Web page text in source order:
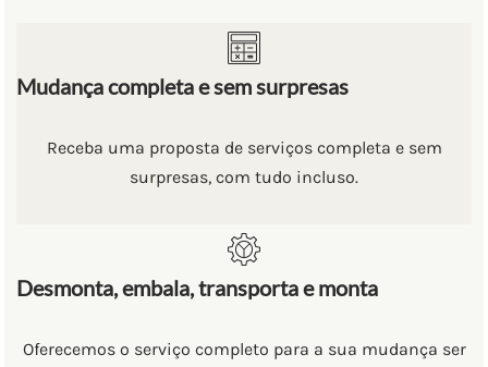
Mudança completa e sem surpresas
Receba uma proposta de serviços completa e sem
surpresas, com tudo incluso.
Desmonta, embala, transporta e monta
Oferecemos o serviço completo para a sua mudança ser